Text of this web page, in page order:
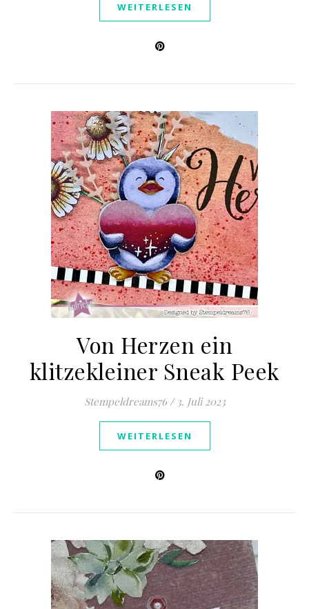
WEITERLESEN
Von Herzen ein
klitzekleiner Sneak Peek
Stempeldreams76 / 3. Juli 2023
WEITERLESEN